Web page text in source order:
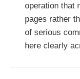
operation that
pages rather
of serious
here clearly